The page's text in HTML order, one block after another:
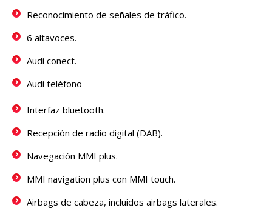
Reconocimiento de señales de tráfico.
6 altavoces.
Audi conect.
Audi teléfono
Interfaz bluetooth.
Recepción de radio digital (DAB).
Navegación MMI plus.
MMI navigation plus con MMI touch.
Airbags de cabeza, incluidos airbags laterales.